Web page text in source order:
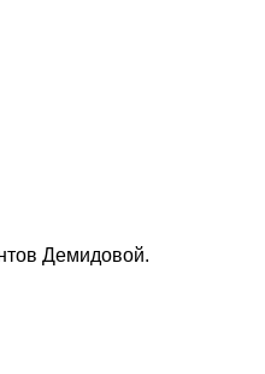
Демидовой.